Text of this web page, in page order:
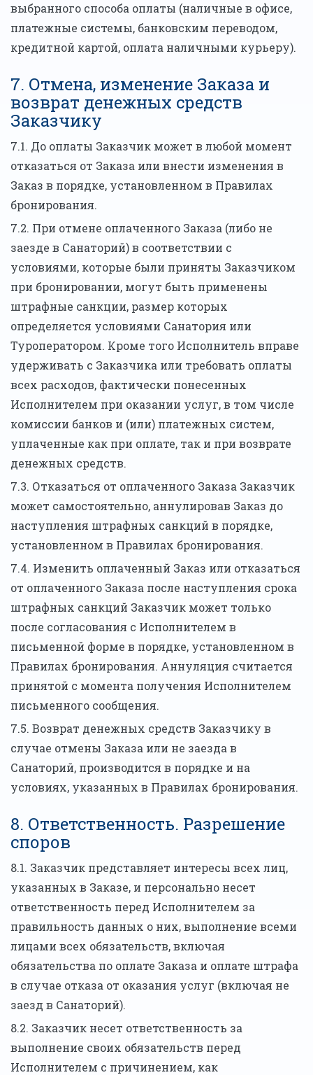
выбранного способа оплаты (наличные в офисе,
платежные системы, банковским переводом,
кредитной картой, оплата наличными курьеру).
7. Отмена, изменение Заказа и
возврат денежных средств
Заказчику
7.1. До оплаты Заказчик может в любой момент
отказаться от Заказа или внести изменения в
Заказ в порядке, установленном в Правилах
бронирования.
7.2. При отмене оплаченного Заказа (либо не
заезде в Санаторий) в соответствии с
условиями, которые были приняты Заказчиком
при бронировании, могут быть применены
штрафные санкции, размер которых
определяется условиями Санатория или
Туроператором. Кроме того Исполнитель вправе
удерживать с Заказчика или требовать оплаты
всех расходов, фактически понесенных
Исполнителем при оказании услуг, в том числе
комиссии банков и (или) платежных систем,
уплаченные как при оплате, так и при возврате
денежных средств.
7.3. Отказаться от оплаченного Заказа Заказчик
может самостоятельно, аннулировав Заказ до
наступления штрафных санкций в порядке,
установленном в Правилах бронирования.
7.4. Изменить оплаченный Заказ или отказаться
от оплаченного Заказа после наступления срока
штрафных санкций Заказчик может только
после согласования с Исполнителем в
письменной форме в порядке, установленном в
Правилах бронирования. Аннуляция считается
принятой с момента получения Исполнителем
письменного сообщения.
7.5. Возврат денежных средств Заказчику в
случае отмены Заказа или не заезда в
Санаторий, производится в порядке и на
условиях, указанных в Правилах бронирования.
8. Ответственность. Разрешение
споров
8.1. Заказчик представляет интересы всех лиц,
указанных в Заказе, и персонально несет
ответственность перед Исполнителем за
правильность данных о них, выполнение всеми
лицами всех обязательств, включая
обязательства по оплате Заказа и оплате штрафа
в случае отказа от оказания услуг (включая не
заезд в Санаторий).
8.2. Заказчик несет ответственность за
выполнение своих обязательств перед
Исполнителем с причинением, как